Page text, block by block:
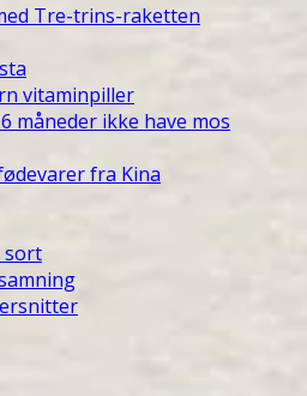
Tre-trins-raketten
vitaminpiller
måneder ikke have mos
fra Kina
sort